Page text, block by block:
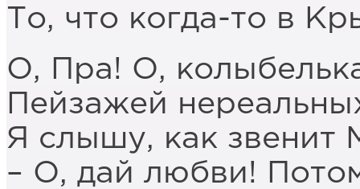
То, что когда-то в
О, Пра! О,
Пейзажей
Я слышу, как звенит
– О, дай любви!